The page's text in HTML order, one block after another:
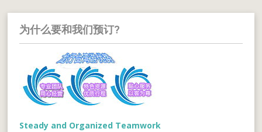
为什么要和我们预订?
Steady and Organized Teamwork